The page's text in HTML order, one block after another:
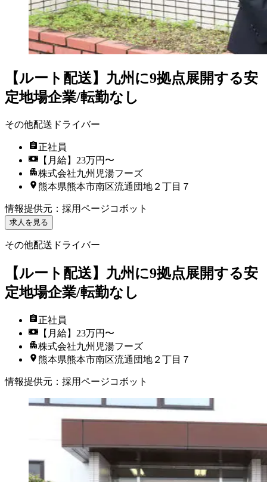
【ルート配送】九州に9拠点展開する安
定地場企業/転勤なし
その他配送ドライバー
正社員
【月給】23万円〜
株式会社九州児湯フーズ
熊本県熊本市南区流通団地２丁目７
情報提供元 ： 採用ページコボット
求人を見る
その他配送ドライバー
【ルート配送】九州に9拠点展開する安
定地場企業/転勤なし
正社員
【月給】23万円〜
株式会社九州児湯フーズ
熊本県熊本市南区流通団地２丁目７
情報提供元 ： 採用ページコボット